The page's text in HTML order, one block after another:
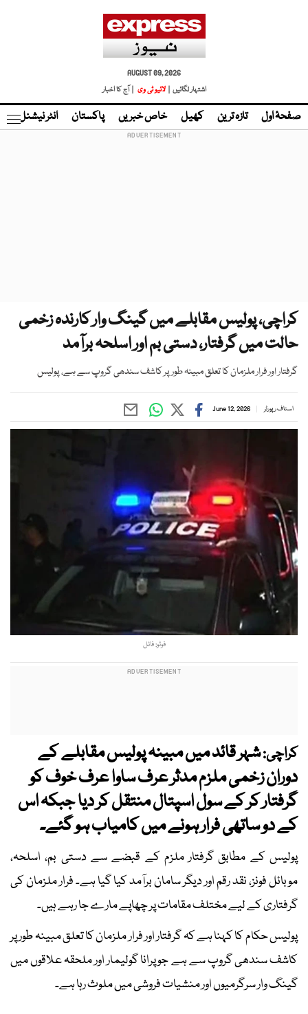
AUGUST 09, 2026
اشتہار لگائیں |
لائیو ٹی وی | آج کا اخبار
صفحۂ اول تازہ ترین کھیل خاص خبریں پاکستان انٹر نیشنل
کراچی، پولیس مقابلے میں گینگ وار کارندہ زخمی
حالت میں گرفتار، دستی بم اور اسلحہ برآمد
گرفتار اور فرار ملزمان کا تعلق مبینہ طور پر کاشف سندھی گروپ سے ہے، پولیس
اسٹاف رپورٹر June 12, 2026
فوٹو: فائل
کراچی:شہر قائد میں مبینہ پولیس مقابلے کے
دوران زخمی ملزم مدثر عرف ساوا عرف خوف کو
گرفتار کر کے سول اسپتال منتقل کر دیا جبکہ اس
کے دو ساتھی فرار ہونے میں کامیاب ہو گئے۔
پولیس کے مطابق گرفتار ملزم کے قبضے سے دستی بم، اسلحہ،
موبائل فونز، نقد رقم اور دیگر سامان برآمد کیا گیا ہے۔ فرار ملزمان کی
گرفتاری کے لیے مختلف مقامات پر چھاپے مارے جا رہے ہیں۔
پولیس حکام کا کہنا ہے کہ گرفتار اور فرار ملزمان کا تعلق مبینہ طور پر
کاشف سندھی گروپ سے ہے جو پرانا گولیمار اور ملحقہ علاقوں میں
گینگ وار سرگرمیوں اور منشیات فروشی میں ملوث رہا ہے۔